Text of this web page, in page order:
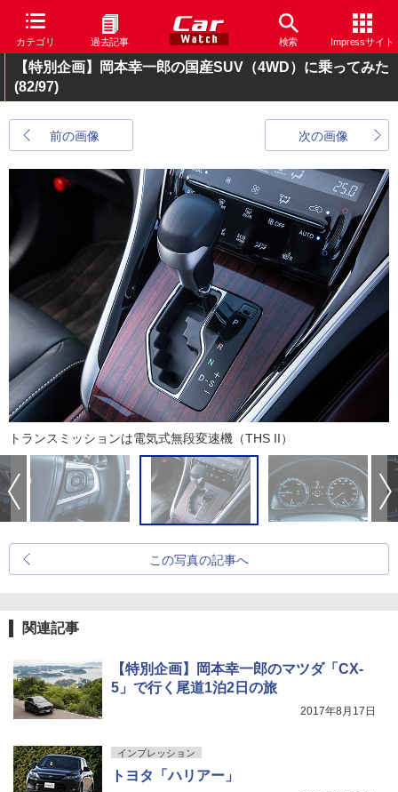
カテゴリ 過去記事 検索 Impressサイト
【特別企画】岡本幸一郎の国産SUV（4WD）に乗ってみた
(82/97)
前の画像 次の画像
トランスミッションは電気式無段変速機（THS II）
この写真の記事へ
関連記事
【特別企画】岡本幸一郎のマツダ「CX-
5」で行く尾道1泊2日の旅
2017年8月17日
インプレッション
トヨタ「ハリアー」